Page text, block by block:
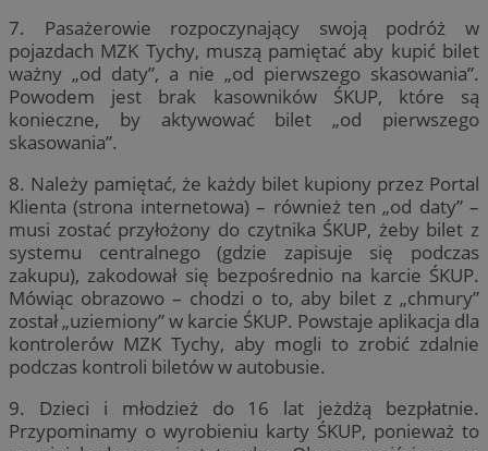
7. Pasażerowie rozpoczynający swoją podróż w
pojazdach MZK Tychy, muszą pamiętać aby kupić bilet
ważny „od daty”, a nie „od pierwszego skasowania”.
Powodem jest brak kasowników ŚKUP, które są
konieczne, by aktywować bilet „od pierwszego
skasowania”.
8. Należy pamiętać, że każdy bilet kupiony przez Portal
Klienta (strona internetowa) – również ten „od daty” –
musi zostać przyłożony do czytnika ŚKUP, żeby bilet z
systemu centralnego (gdzie zapisuje się podczas
zakupu), zakodował się bezpośrednio na karcie ŚKUP.
Mówiąc obrazowo – chodzi o to, aby bilet z „chmury”
został „uziemiony” w karcie ŚKUP. Powstaje aplikacja dla
kontrolerów MZK Tychy, aby mogli to zrobić zdalnie
podczas kontroli biletów w autobusie.
9. Dzieci i młodzież do 16 lat jeżdżą bezpłatnie.
Przypominamy o wyrobieniu karty ŚKUP, ponieważ to